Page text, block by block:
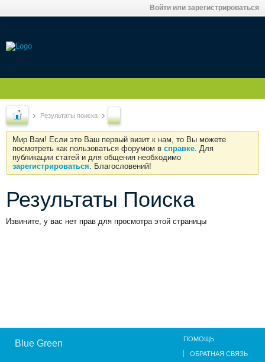
Войти или зарегистрироваться
Результаты поиска
Мир Вам! Если это Ваш первый визит к нам, то Вы можете
посмотреть как пользоваться форумом в справке. Для
публикации статей и для общения необходимо
зарегистрироваться. Благословений!
Результаты Поиска
Извините, у вас нет прав для просмотра этой страницы
Blue Green ПОМОЩЬ
ОБРАТНАЯ СВЯЗЬ